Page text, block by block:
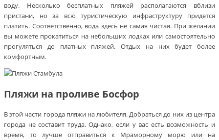
воду. Несколько бесплатных пляжей располагаются вблизи
пристани, но за всю туристическую инфраструктуру придется
платить. Соответственно, вода здесь не самая чистая. При желании
вы можете прокатиться на небольших лодках или самостоятельно
прогуляться до платных пляжей. Отдых на них будет более
комфортным.
Пляжи на проливе Босфор
В этой части города пляжи на любителя. Добраться до них из центра
города не составит труда. Однако, если у вас есть возможность и
время, то лучше отправиться к Мраморному морю или на